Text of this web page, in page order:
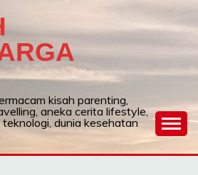
kisah parenting,
aneka cerita lifestyle,
dunia kesehatan